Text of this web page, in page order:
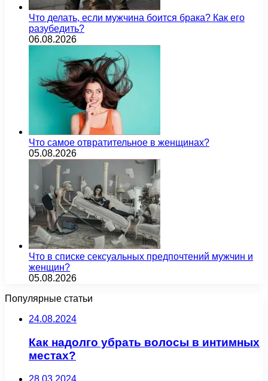
Что делать, если мужчина боится брака? Как его
разубедить?
06.08.2026
Что самое отвратительное в женщинах?
05.08.2026
Что в списке сексуальных предпочтений мужчин и
женщин?
05.08.2026
Популярные статьи
24.08.2024
Как надолго убрать волосы в интимных
местах?
28.03.2024